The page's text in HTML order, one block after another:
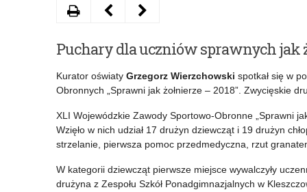
Puchary dla uczniów sprawnych jak
Kurator oświaty Grzegorz Wierzchowski spotkał się w
Obronnych „Sprawni jak żołnierze – 2018”. Zwycięskie
XLI Wojewódzkie Zawody Sportowo-Obronne „Sprawni
Wzięło w nich udział 17 drużyn dziewcząt i 19 drużyn
strzelanie, pierwsza pomoc przedmedyczna, rzut
W kategorii dziewcząt pierwsze miejsce wywalczyły
drużyna z Zespołu Szkół Ponadgimnazjalnych w
DrukujNastępny
IX
edycja
„Papież
Słowianin”
za
Poprzedni
Eliminacje
Wojewódzkie
Turnieju
Bezpieczeństwa
w